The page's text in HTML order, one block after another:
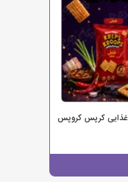
کرپس کروپس